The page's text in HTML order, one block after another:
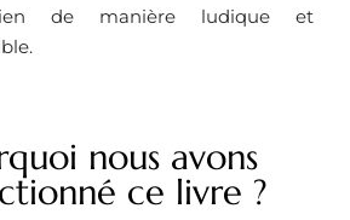
de manière ludique et
nous avons
ce livre ?